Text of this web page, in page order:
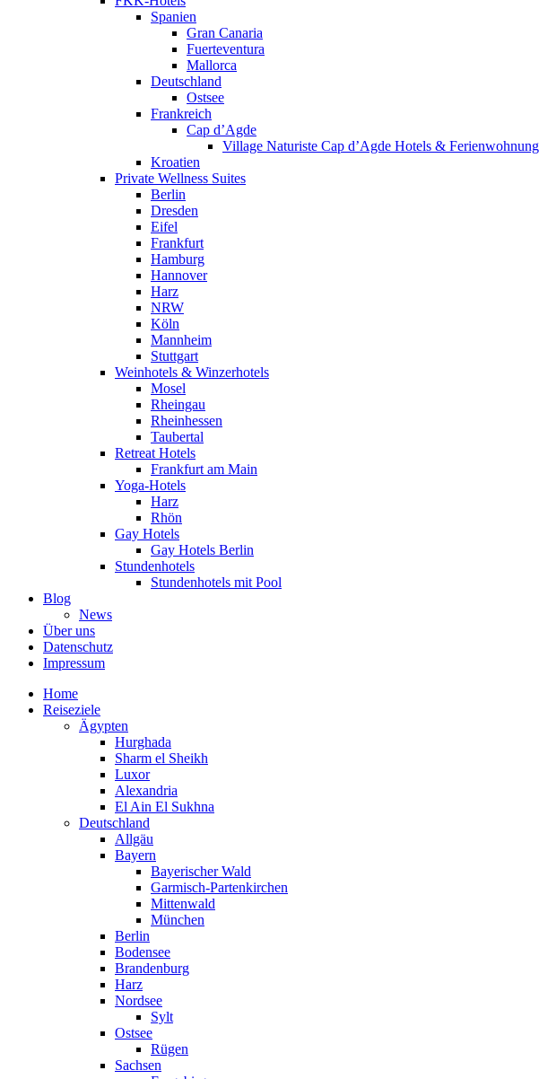
Spanien
Gran Canaria
Fuerteventura
Mallorca
Deutschland
Ostsee
Frankreich
Cap d’Agde
Village Naturiste Cap d’Agde Hotels &
Kroatien
Private Wellness Suites
Berlin
Dresden
Eifel
Frankfurt
Hamburg
Hannover
Harz
NRW
Köln
Mannheim
Stuttgart
Weinhotels & Winzerhotels
Mosel
Rheingau
Rheinhessen
Taubertal
Retreat Hotels
Frankfurt am Main
Yoga-Hotels
Harz
Rhön
Gay Hotels
Gay Hotels Berlin
Stundenhotels
Stundenhotels mit Pool
Blog
News
Über uns
Datenschutz
Impressum
Home
Reiseziele
Ägypten
Hurghada
Sharm el Sheikh
Luxor
Alexandria
El Ain El Sukhna
Deutschland
Allgäu
Bayern
Bayerischer Wald
Garmisch-Partenkirchen
Mittenwald
München
Berlin
Bodensee
Brandenburg
Harz
Nordsee
Sylt
Ostsee
Rügen
Sachsen